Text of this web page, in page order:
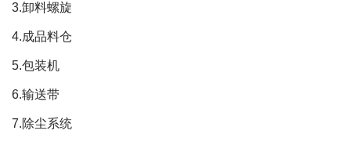
3.卸料螺旋
4.成品料仓
5.包装机
6.输送带
7.除尘系统